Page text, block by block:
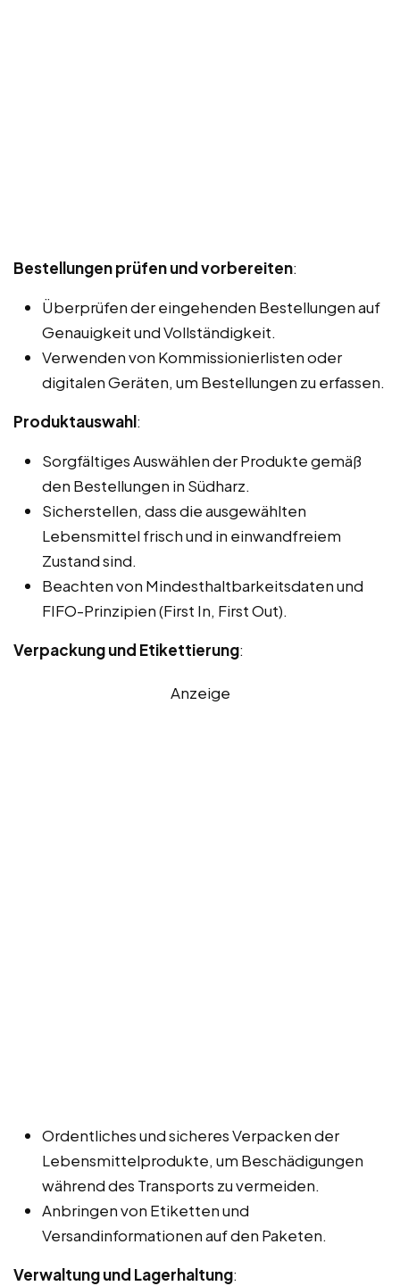
Bestellungen prüfen und vorbereiten:
Überprüfen der eingehenden Bestellungen auf
Genauigkeit und Vollständigkeit.
Verwenden von Kommissionierlisten oder
digitalen Geräten, um Bestellungen zu erfassen.
Produktauswahl:
Sorgfältiges Auswählen der Produkte gemäß
den Bestellungen in Südharz.
Sicherstellen, dass die ausgewählten
Lebensmittel frisch und in einwandfreiem
Zustand sind.
Beachten von Mindesthaltbarkeitsdaten und
FIFO-Prinzipien (First In, First Out).
Verpackung und Etikettierung:
Anzeige
Ordentliches und sicheres Verpacken der
Lebensmittelprodukte, um Beschädigungen
während des Transports zu vermeiden.
Anbringen von Etiketten und
Versandinformationen auf den Paketen.
Verwaltung und Lagerhaltung: